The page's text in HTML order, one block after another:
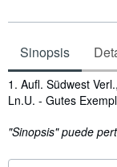
Sinopsis
Sinopsis
1. Aufl. Südwest
Ln.U. - Gutes
"Sinopsis" puede